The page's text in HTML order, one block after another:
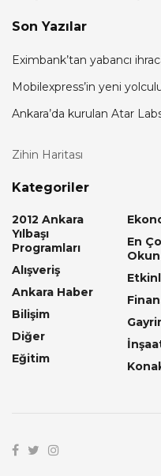
Son Yazılar
Eximbank’tan yabancı
Mobilexpress’in yeni
Ankara’da kurulan Atar
Zihin Haritası
Kategoriler
2012 Ankara
Yılbaşı
Programları
Alışveriş
Ankara Haber
Bilişim
Diğer
Eğitim
En